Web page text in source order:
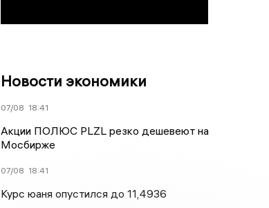
Новости экономики
07/08 18:41
Акции ПОЛЮС PLZL резко дешевеют на
Мосбирже
07/08 18:41
Курс юаня опустился до 11,4936